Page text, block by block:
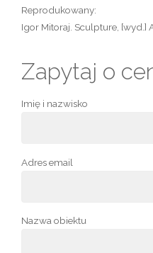
Reprodukowany:
Igor Mitoraj. Sculpture, [wyd.]
Zapytaj o
Imię i nazwisko
Adres email
Nazwa obiektu